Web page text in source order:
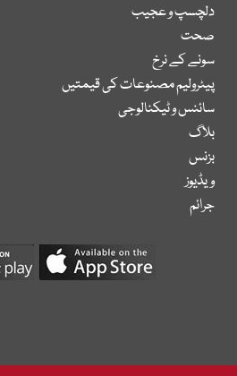
دلچسپ و عجیب
صحت
سونے کے نرخ
پیٹرولیم مصنوعات کی قیمتیں
سائنس و ٹیکنالوجی
بلاگ
بزنس
ویڈیوز
جرائم